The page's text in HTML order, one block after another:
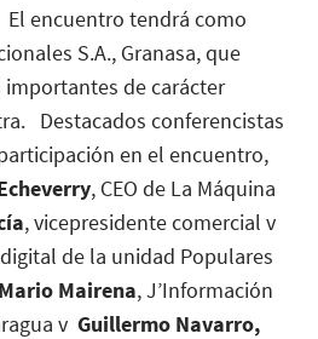
encuentro tendrá como
S.A., Granasa, que
de carácter
. Destacados conferencistas
en el encuentro,
, CEO de La Máquina
, vicepresidente comercial v
de la unidad Populares
Mario Mairena, J’Información
v Guillermo Navarro,